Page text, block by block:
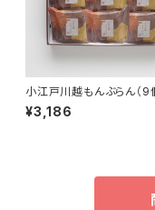
小江戸川越もんぶらん（9
¥3,186